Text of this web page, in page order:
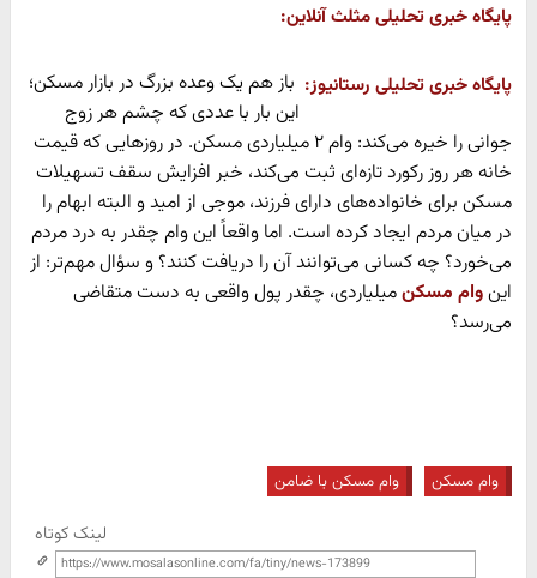
پایگاه خبری تحلیلی مثلث آنلاین:
پایگاه خبری تحلیلی رستانیوز: باز هم یک وعده بزرگ در بازار مسکن؛
این بار با عددی که چشم هر زوج
جوانی را خیره می‌کند: وام ۲ میلیاردی مسکن. در روزهایی که قیمت
خانه هر روز رکورد تازه‌ای ثبت می‌کند، خبر افزایش سقف تسهیلات
مسکن برای خانواده‌های دارای فرزند، موجی از امید و البته ابهام را
در میان مردم ایجاد کرده است. اما واقعاً این وام چقدر به درد مردم
می‌خورد؟ چه کسانی می‌توانند آن را دریافت کنند؟ و سؤال مهم‌تر: از
اینوام مسکنمیلیاردی، چقدر پول واقعی به دست متقاضی
می‌رسد؟
وام مسکن وام مسکن با ضامن
لینک کوتاه